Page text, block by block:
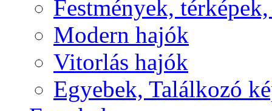
Festmények,
Modern hajók
Vitorlás hajók
Egyebek, Találkozó